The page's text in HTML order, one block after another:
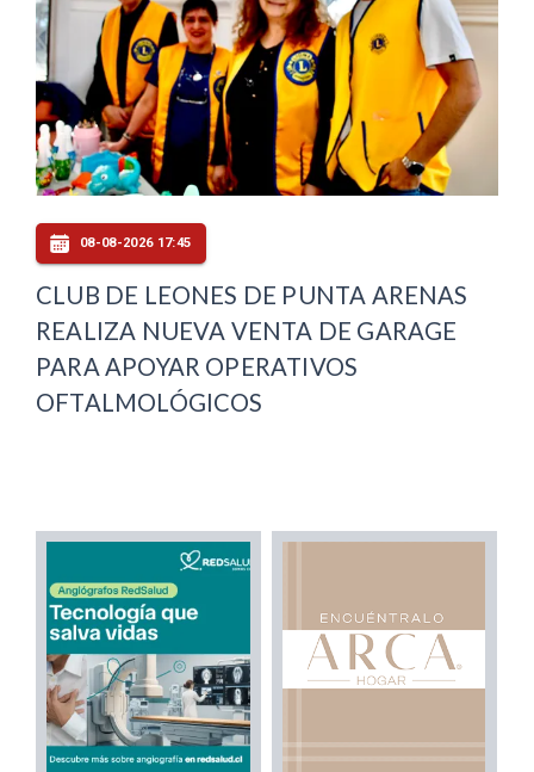
08-08-2026 17:45
CLUB DE LEONES DE PUNTA ARENAS
REALIZA NUEVA VENTA DE GARAGE
PARA APOYAR OPERATIVOS
OFTALMOLÓGICOS